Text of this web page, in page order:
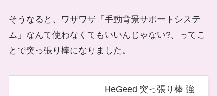
そうなると、ワザワザ「手動背景サポートシステ
ム」なんて使わなくてもいいんじゃない?、ってこ
とで突っ張り棒になりました。
HeGeed 突っ張り棒 強